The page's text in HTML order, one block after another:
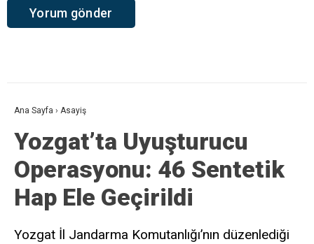
Ana Sayfa › Asayiş
Yozgat’ta Uyuşturucu
Operasyonu: 46 Sentetik
Hap Ele Geçirildi
Yozgat İl Jandarma Komutanlığı’nın düzenlediği